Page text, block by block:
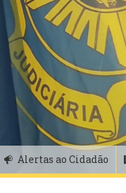
Alertas ao Cidadão